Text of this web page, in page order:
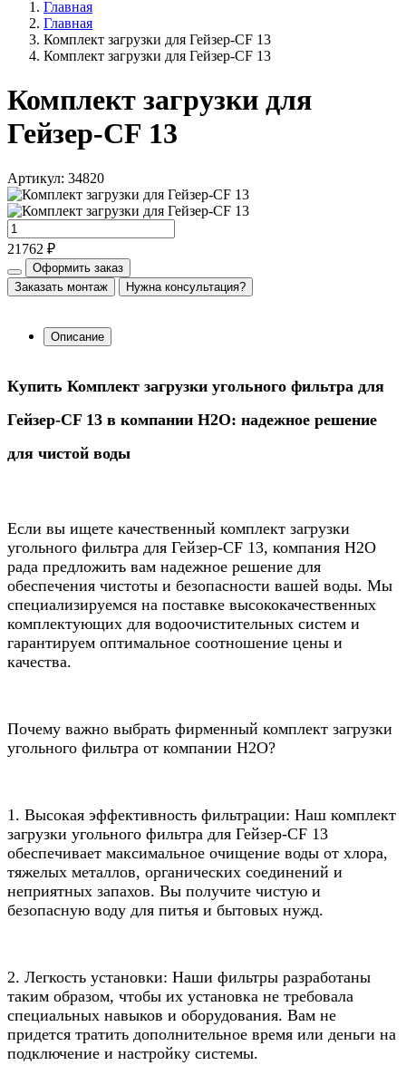
Главная
Главная
Комплект загрузки для Гейзер-CF 13
Комплект загрузки для Гейзер-CF 13
Комплект загрузки для
Гейзер-CF 13
Артикул: 34820
21762 ₽
Оформить заказ
Заказать монтаж
Нужна консультация?
Описание
Купить Комплект загрузки угольного фильтра для
Гейзер-CF 13 в компании Н2О: надежное решение
для чистой воды
Если вы ищете качественный комплект загрузки
угольного фильтра для Гейзер-CF 13, компания Н2О
рада предложить вам надежное решение для
обеспечения чистоты и безопасности вашей воды. Мы
специализируемся на поставке высококачественных
комплектующих для водоочистительных систем и
гарантируем оптимальное соотношение цены и
качества.
Почему важно выбрать фирменный комплект загрузки
угольного фильтра от компании Н2О?
1. Высокая эффективность фильтрации: Наш комплект
загрузки угольного фильтра для Гейзер-CF 13
обеспечивает максимальное очищение воды от хлора,
тяжелых металлов, органических соединений и
неприятных запахов. Вы получите чистую и
безопасную воду для питья и бытовых нужд.
2. Легкость установки: Наши фильтры разработаны
таким образом, чтобы их установка не требовала
специальных навыков и оборудования. Вам не
придется тратить дополнительное время или деньги на
подключение и настройку системы.